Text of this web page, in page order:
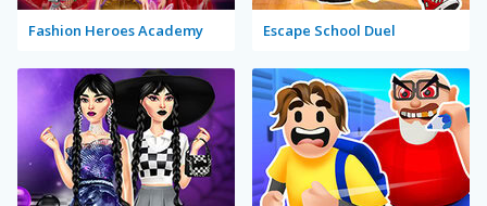
Fashion Heroes Academy Escape School Duel